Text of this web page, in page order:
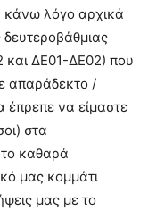
κάνω λόγο αρχικά
δευτεροβάθμιας
και ΔΕ01-ΔΕ02) που
απαράδεκτο /
έπρεπε να είμαστε
στα
το καθαρά
μας κομμάτι
μας με το